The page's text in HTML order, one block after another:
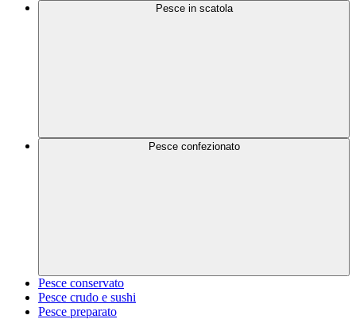
Pesce in scatola
Pesce confezionato
Pesce conservato
Pesce crudo e sushi
Pesce preparato